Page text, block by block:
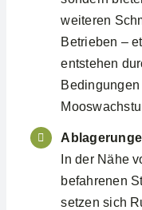
weiteren
Betrieben –
entstehen
In der Nähe
befahrenen
setzen sich